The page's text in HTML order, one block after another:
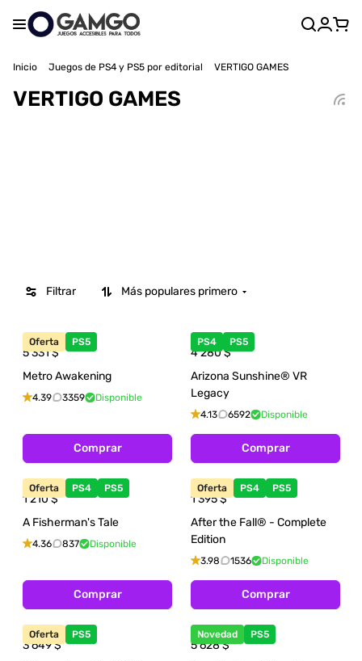
Inicio Juegos de PS4 y PS5 por editorial VERTIGO GAMES
VERTIGO GAMES
Filtrar Más populares primero
Oferta PS5
5 331$
Metro Awakening
4.39 3359 Disponible
Comprar
PS4 PS5
4 280$
Arizona Sunshine® VR
Legacy
4.13 6592 Disponible
Comprar
Oferta PS4 PS5
1 210$
A Fisherman's Tale
4.36 837 Disponible
Comprar
Oferta PS4 PS5
1 395$
After the Fall® - Complete
Edition
3.98 1536 Disponible
Comprar
Oferta PS5
3 649$
Novedad PS5
5 628$